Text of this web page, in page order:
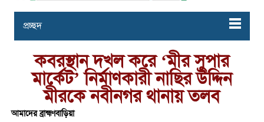
প্রচ্ছদ
কবরস্থান দখল করে ‘মীর সুপার
মার্কেট’ নির্মাণকারী নাছির উদ্দিন
মীরকে নবীনগর থানায় তলব
আমাদের ব্রাহ্মণবাড়িয়া